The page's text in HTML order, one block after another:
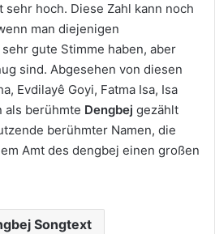
sehr hoch. Diese Zahl kann noch
man diejenigen
gute Stimme haben, aber
sind. Abgesehen von diesen
Evdilayê Goyi, Fatma Isa, Isa
als berühmte Dengbej gezählt
berühmter Namen, die
Amt des dengbej einen großen
Songtext